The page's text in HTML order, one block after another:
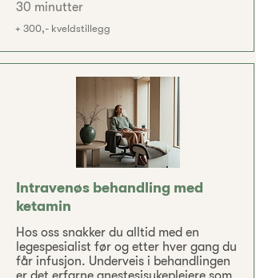
30 minutter
+ 300,- kveldstillegg
Intravenøs behandling med
ketamin
Hos oss snakker du alltid med en
legespesialist før og etter hver gang du
får infusjon. Underveis i behandlingen